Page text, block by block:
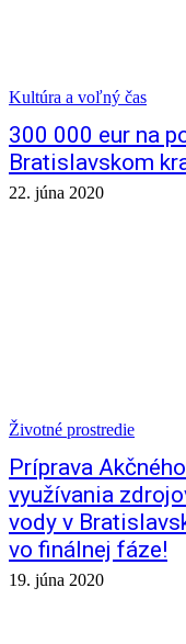
Kultúra a voľný čas
300 000 eur na
Bratislavskom
22. júna 2020
Životné prostredie
Príprava
využívania
vody v
vo finálnej fáze!
19. júna 2020